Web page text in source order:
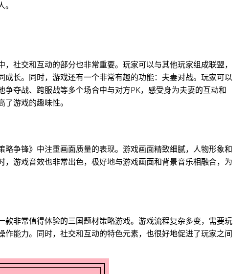
社交和互动的部分也非常重要。玩家可以与其他玩家组成联盟，
成长。同时，游戏还有一个非常有趣的功能：夫妻对战。玩家可以
夺战、跨服战等多个场合中与对方PK，感受身为夫妻的互动和
游戏的趣味性。
略争锋》中注重画面质量的表现。游戏画面精致细腻，人物形象和
，游戏音效也非常出色，极好地与游戏画面和背景音乐相融合，为
款非常值得体验的三国题材策略游戏。游戏流程复杂多变，需要玩
作能力。同时，社交和互动的特色元素，也很好地促进了玩家之间